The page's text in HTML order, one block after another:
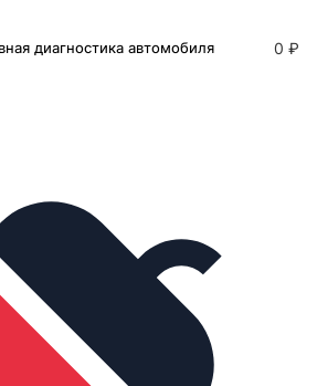
диагностика автомобиля 0 ₽